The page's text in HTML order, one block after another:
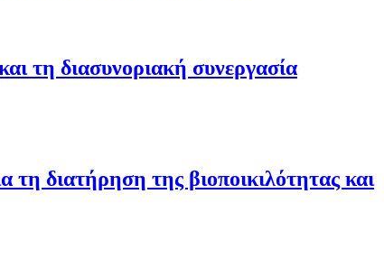
τη διασυνοριακή συνεργασία
διατήρηση της βιοποικιλότητας και